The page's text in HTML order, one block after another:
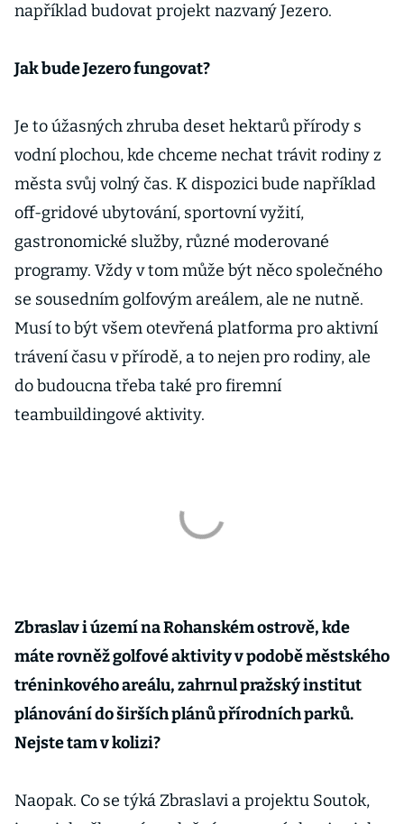
například budovat projekt nazvaný Jezero.
Jak bude Jezero fungovat?
Je to úžasných zhruba deset hektarů přírody s
vodní plochou, kde chceme nechat trávit rodiny z
města svůj volný čas. K dispozici bude například
off-gridové ubytování, sportovní vyžití,
gastronomické služby, různé moderované
programy. Vždy v tom může být něco společného
se sousedním golfovým areálem, ale ne nutně.
Musí to být všem otevřená platforma pro aktivní
trávení času v přírodě, a to nejen pro rodiny, ale
do budoucna třeba také pro firemní
teambuildingové aktivity.
Zbraslav i území na Rohanském ostrově, kde
máte rovněž golfové aktivity v podobě městského
tréninkového areálu, zahrnul pražský institut
plánování do širších plánů přírodních parků.
Nejste tam v kolizi?
Naopak. Co se týká Zbraslavi a projektu Soutok,